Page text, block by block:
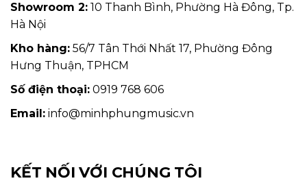
Showroom 2: 10 Thanh Bình, Phường Hà Đông, Tp.
Hà Nội
Kho hàng: 56/7 Tân Thới Nhất 17, Phường Đông
Hưng Thuận, TPHCM
Số điện thoại: 0919 768 606
Email: info@minhphungmusic.vn
KẾT NỐI VỚI CHÚNG TÔI